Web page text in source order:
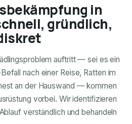
in
gründlich,
auftritt — sei es ein
nach einer Reise, Ratten im
an der Hauswand — kommen
vorbei. Wir identifizieren
verständlich und behandeln